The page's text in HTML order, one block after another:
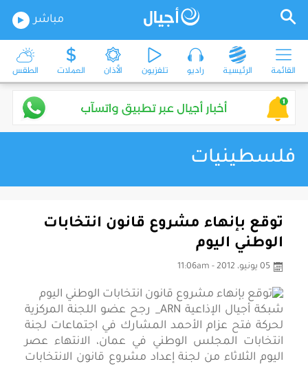
مباشر
القائمة الرئيسية راديو تلفزيون الأذان العملات الطقس
فلسطينيات
توقع بإنهاء مشروع قانون انتخابات
الوطني اليوم
05 يونيو، 2012 - 11:06am
شبكة أجيال الإذاعية ARN_ رجح عضو اللجنة المركزية
لحركة فتح عزام الأحمد المشارك في اجتماعات لجنة
انتخابات المجلس الوطني في عمان، الانتهاء عصر
اليوم الثلاثاء من لجنة إعداد مشروع قانون الانتخابات